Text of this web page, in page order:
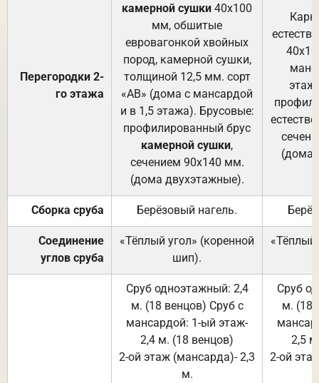
Перегородки 2-
го этажа
камерной сушки 40х100
мм, обшитые
евровагонкой хвойных
пород, камерной сушки,
толщиной 12,5 мм. сорт
«АВ» (дома с мансардой
и в 1,5 этажа). Брусовые:
профилированный брус
камерной сушки,
сечением 90х140 мм.
(дома двухэтажные).
(дома
Сборка сруба Берёзовый нагель.
Соединение
углов сруба
«Тёплый угол» (коренной
шип).
«Тёплый
Сруб одноэтажный: 2,4
м. (18 венцов) Сруб с
мансардой: 1-ый этаж-
2,4 м. (18 венцов)
2-ой этаж (мансарда)- 2,3
м.
Сруб
м. (18
2,5
2-ой